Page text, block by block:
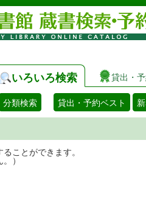
いろいろ検索 貸出・
分類検索 貸出・予約ベスト
を検索することがで
）